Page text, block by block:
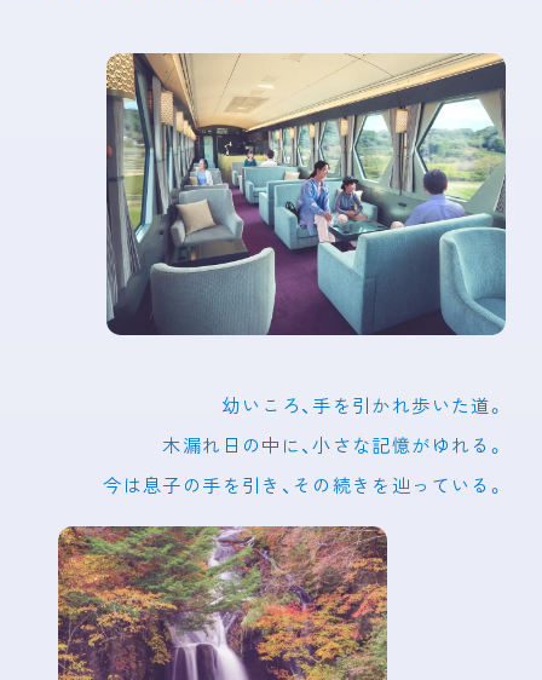
幼いころ、手を引かれ歩いた道。
木漏れ日の中に、小さな記憶がゆれる。
今は息子の手を引き、その続きを辿っている。